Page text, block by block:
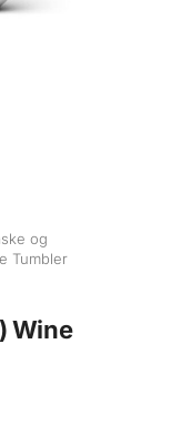
og
Tumbler
Wine